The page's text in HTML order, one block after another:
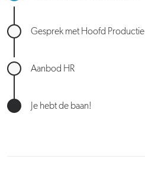
Gesprek met Hoofd
Aanbod HR
Je hebt de baan!